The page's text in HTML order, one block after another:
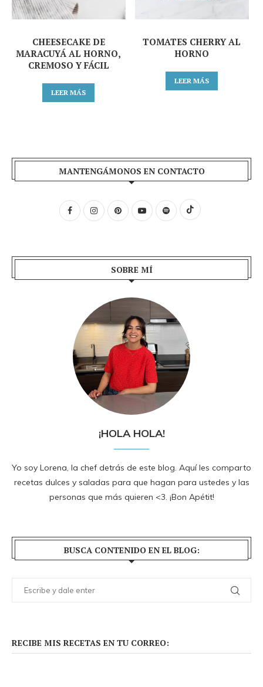
CHEESECAKE DE
MARACUYÁ AL HORNO,
CREMOSO Y FÁCIL
LEER MÁS
TOMATES CHERRY AL
HORNO
LEER MÁS
MANTENGÁMONOS EN CONTACTO
SOBRE MÍ
¡HOLA HOLA!
Yo soy Lorena, la chef detrás de este blog. Aquí les comparto
recetas dulces y saladas para que hagan para ustedes y las
personas que más quieren <3. ¡Bon Apétit!
BUSCA CONTENIDO EN EL BLOG:
RECIBE MIS RECETAS EN TU CORREO: